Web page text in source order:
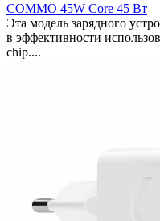
COMMO 45W Core 45 Вт
Эта модель зарядного
в эффективности
chip....